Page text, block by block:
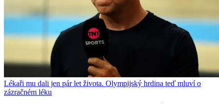
Lékaři mu dali jen pár let života. Olympijský hrdina teď mluví o
zázračném léku